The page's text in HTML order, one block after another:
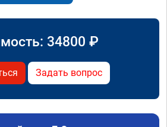
34800 ₽
Задать вопрос